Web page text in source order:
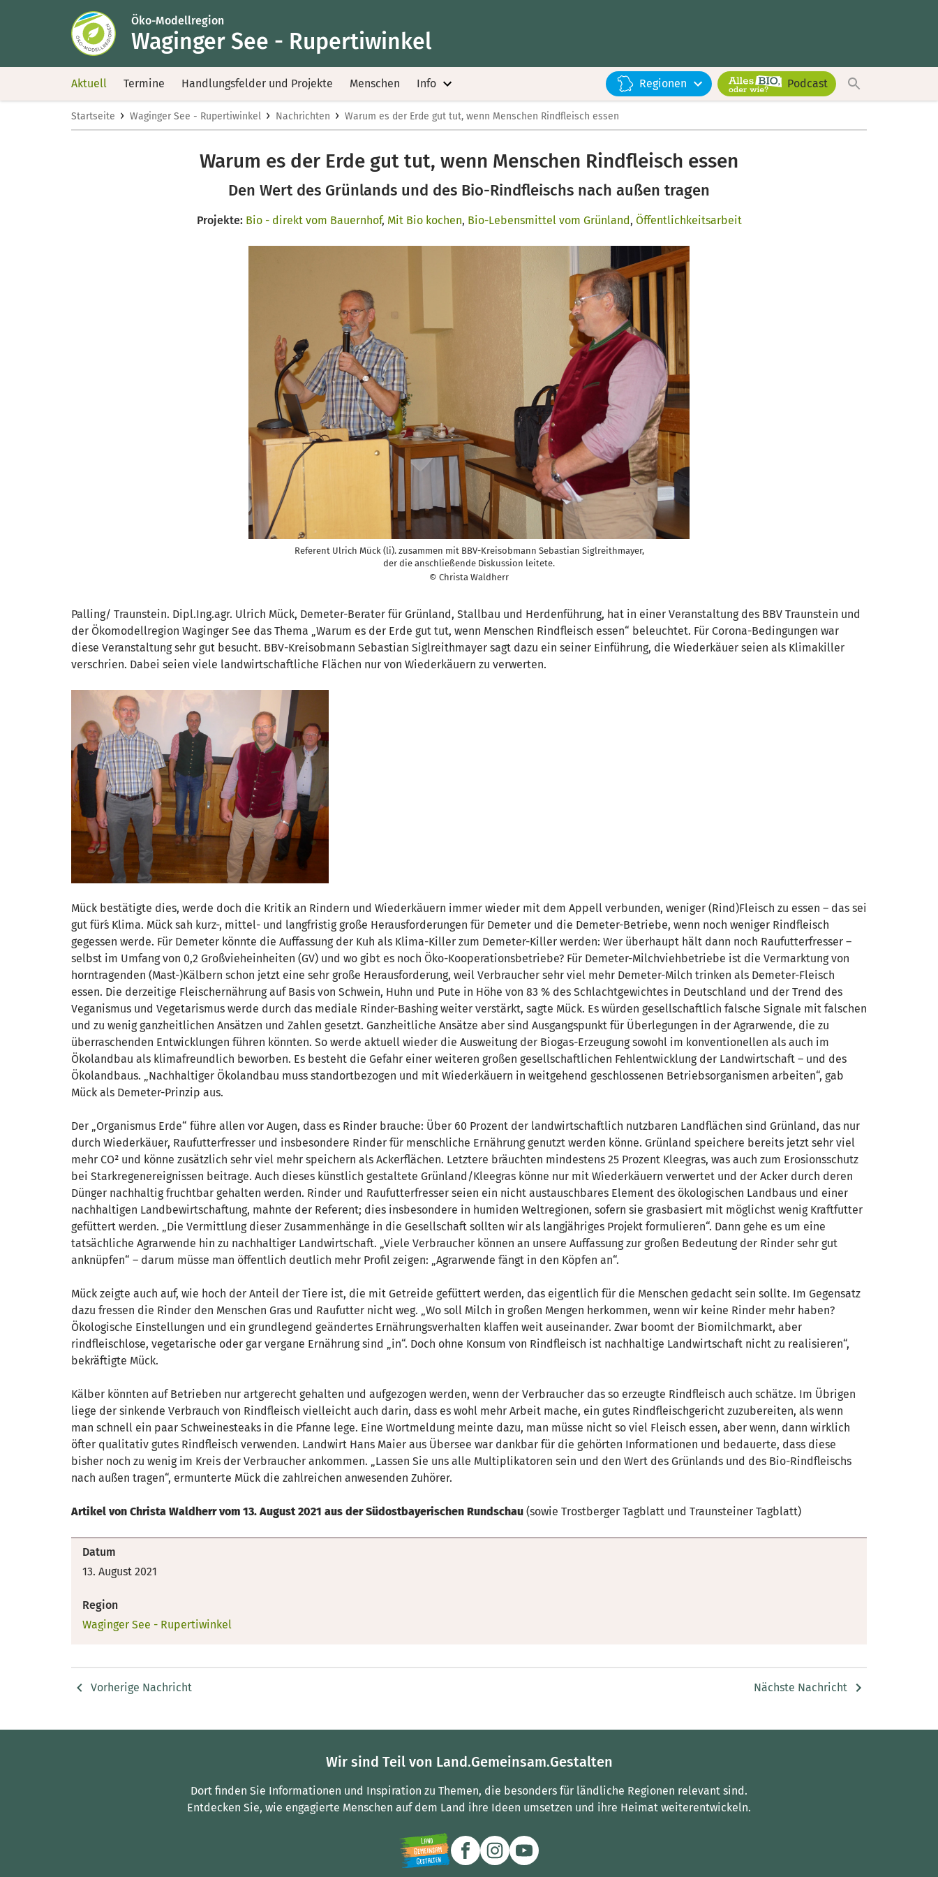
Öko-Modellregion
Waginger See - Rupertiwinkel
Aktuell Termine Handlungsfelder und Projekte Menschen Info Regionen Podcast
Startseite › Waginger See - Rupertiwinkel › Nachrichten › Warum es der Erde gut tut, wenn Menschen Rindfleisch essen
Warum es der Erde gut tut, wenn Menschen Rindfleisch essen
Den Wert des Grünlands und des Bio-Rindfleischs nach außen tragen
Projekte: Bio - direkt vom Bauernhof, Mit Bio kochen, Bio-Lebensmittel vom Grünland, Öffentlichkeitsarbeit
Referent Ulrich Mück (li). zusammen mit BBV-Kreisobmann Sebastian Siglreithmayer,
der die anschließende Diskussion leitete.
© Christa Waldherr
Palling/ Traunstein. Dipl.Ing.agr. Ulrich Mück, Demeter-Berater für Grünland, Stallbau und Herdenführung, hat in einer Veranstaltung des BBV Traunstein und
der Ökomodellregion Waginger See das Thema „Warum es der Erde gut tut, wenn Menschen Rindfleisch essen“ beleuchtet. Für Corona-Bedingungen war
diese Veranstaltung sehr gut besucht. BBV-Kreisobmann Sebastian Siglreithmayer sagt dazu ein seiner Einführung, die Wiederkäuer seien als Klimakiller
verschrien. Dabei seien viele landwirtschaftliche Flächen nur von Wiederkäuern zu verwerten.
Mück bestätigte dies, werde doch die Kritik an Rindern und Wiederkäuern immer wieder mit dem Appell verbunden, weniger (Rind)Fleisch zu essen – das sei
gut für´s Klima. Mück sah kurz-, mittel- und langfristig große Herausforderungen für Demeter und die Demeter-Betriebe, wenn noch weniger Rindfleisch
gegessen werde. Für Demeter könnte die Auffassung der Kuh als Klima-Killer zum Demeter-Killer werden: Wer überhaupt hält dann noch Raufutterfresser –
selbst im Umfang von 0,2 Großvieheinheiten (GV) und wo gibt es noch Öko-Kooperationsbetriebe? Für Demeter-Milchviehbetriebe ist die Vermarktung von
horntragenden (Mast-)Kälbern schon jetzt eine sehr große Herausforderung, weil Verbraucher sehr viel mehr Demeter-Milch trinken als Demeter-Fleisch
essen. Die derzeitige Fleischernährung auf Basis von Schwein, Huhn und Pute in Höhe von 83 % des Schlachtgewichtes in Deutschland und der Trend des
Veganismus und Vegetarismus werde durch das mediale Rinder-Bashing weiter verstärkt, sagte Mück. Es würden gesellschaftlich falsche Signale mit falschen
und zu wenig ganzheitlichen Ansätzen und Zahlen gesetzt. Ganzheitliche Ansätze aber sind Ausgangspunkt für Überlegungen in der Agrarwende, die zu
überraschenden Entwicklungen führen könnten. So werde aktuell wieder die Ausweitung der Biogas-Erzeugung sowohl im konventionellen als auch im
Ökolandbau als klimafreundlich beworben. Es besteht die Gefahr einer weiteren großen gesellschaftlichen Fehlentwicklung der Landwirtschaft – und des
Ökolandbaus. „Nachhaltiger Ökolandbau muss standortbezogen und mit Wiederkäuern in weitgehend geschlossenen Betriebsorganismen arbeiten“, gab
Mück als Demeter-Prinzip aus.
Der „Organismus Erde“ führe allen vor Augen, dass es Rinder brauche: Über 60 Prozent der landwirtschaftlich nutzbaren Landflächen sind Grünland, das nur
durch Wiederkäuer, Raufutterfresser und insbesondere Rinder für menschliche Ernährung genutzt werden könne. Grünland speichere bereits jetzt sehr viel
mehr CO² und könne zusätzlich sehr viel mehr speichern als Ackerflächen. Letztere bräuchten mindestens 25 Prozent Kleegras, was auch zum Erosionsschutz
bei Starkregenereignissen beitrage. Auch dieses künstlich gestaltete Grünland/Kleegras könne nur mit Wiederkäuern verwertet und der Acker durch deren
Dünger nachhaltig fruchtbar gehalten werden. Rinder und Raufutterfresser seien ein nicht austauschbares Element des ökologischen Landbaus und einer
nachhaltigen Landbewirtschaftung, mahnte der Referent; dies insbesondere in humiden Weltregionen, sofern sie grasbasiert mit möglichst wenig Kraftfutter
gefüttert werden. „Die Vermittlung dieser Zusammenhänge in die Gesellschaft sollten wir als langjähriges Projekt formulieren“. Dann gehe es um eine
tatsächliche Agrarwende hin zu nachhaltiger Landwirtschaft. „Viele Verbraucher können an unsere Auffassung zur großen Bedeutung der Rinder sehr gut
anknüpfen“ – darum müsse man öffentlich deutlich mehr Profil zeigen: „Agrarwende fängt in den Köpfen an“.
Mück zeigte auch auf, wie hoch der Anteil der Tiere ist, die mit Getreide gefüttert werden, das eigentlich für die Menschen gedacht sein sollte. Im Gegensatz
dazu fressen die Rinder den Menschen Gras und Raufutter nicht weg. „Wo soll Milch in großen Mengen herkommen, wenn wir keine Rinder mehr haben?
Ökologische Einstellungen und ein grundlegend geändertes Ernährungsverhalten klaffen weit auseinander. Zwar boomt der Biomilchmarkt, aber
rindfleischlose, vegetarische oder gar vergane Ernährung sind „in“. Doch ohne Konsum von Rindfleisch ist nachhaltige Landwirtschaft nicht zu realisieren“,
bekräftigte Mück.
Kälber könnten auf Betrieben nur artgerecht gehalten und aufgezogen werden, wenn der Verbraucher das so erzeugte Rindfleisch auch schätze. Im Übrigen
liege der sinkende Verbrauch von Rindfleisch vielleicht auch darin, dass es wohl mehr Arbeit mache, ein gutes Rindfleischgericht zuzubereiten, als wenn
man schnell ein paar Schweinesteaks in die Pfanne lege. Eine Wortmeldung meinte dazu, man müsse nicht so viel Fleisch essen, aber wenn, dann wirklich
öfter qualitativ gutes Rindfleisch verwenden. Landwirt Hans Maier aus Übersee war dankbar für die gehörten Informationen und bedauerte, dass diese
bisher noch zu wenig im Kreis der Verbraucher ankommen. „Lassen Sie uns alle Multiplikatoren sein und den Wert des Grünlands und des Bio-Rindfleischs
nach außen tragen“, ermunterte Mück die zahlreichen anwesenden Zuhörer.
Artikel von Christa Waldherr vom 13. August 2021 aus der Südostbayerischen Rundschau (sowie Trostberger Tagblatt und Traunsteiner Tagblatt)
Datum
13. August 2021
Region
Waginger See - Rupertiwinkel
Vorherige Nachricht Nächste Nachricht
Wir sind Teil von Land.Gemeinsam.Gestalten
Dort finden Sie Informationen und Inspiration zu Themen, die besonders für ländliche Regionen relevant sind.
Entdecken Sie, wie engagierte Menschen auf dem Land ihre Ideen umsetzen und ihre Heimat weiterentwickeln.